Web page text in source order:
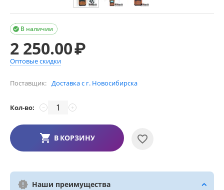
В наличии

2 250.00₽
Оптовые скидки
Поставщик: Доставка с г. Новосибирска
Кол-во: +
−
В КОРЗИНУ
Наши преимущества